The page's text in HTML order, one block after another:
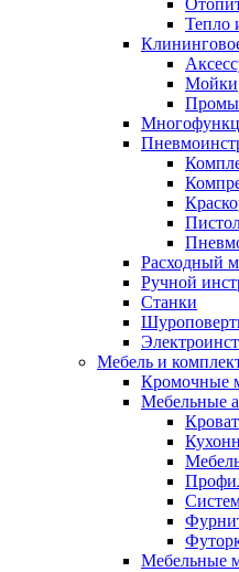
Тепло
Мойки
Расходный
Ручной
Станки
Мебель и
Кромочные
Мебельные
Мебельные